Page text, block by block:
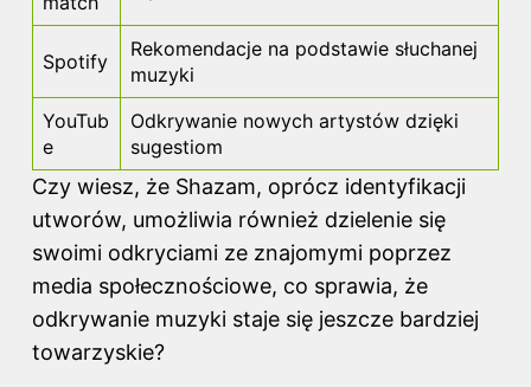
Spotify
Rekomendacje na podstawie słuchanej
muzyki
YouTub
e
Odkrywanie nowych artystów dzięki
sugestiom
Czy wiesz, że Shazam, oprócz identyfikacji
utworów, umożliwia również dzielenie się
swoimi odkryciami ze znajomymi poprzez
media społecznościowe, co sprawia, że
odkrywanie muzyki staje się jeszcze bardziej
towarzyskie?